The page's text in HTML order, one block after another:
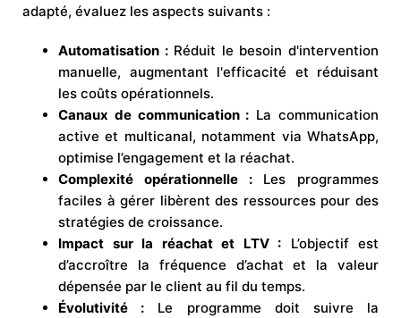
adapté, évaluez les aspects suivants :
Automatisation :Réduit le besoin d'intervention
manuelle, augmentant l'efficacité et réduisant
les coûts opérationnels.
Canaux de communication : La communication
active et multicanal, notamment via WhatsApp,
optimise l’engagement et la réachat.
Complexité opérationnelle :Les programmes
faciles à gérer libèrent des ressources pour des
stratégies de croissance.
Impact sur la réachat et LTV : L’objectif est
d’accroître la fréquence d’achat et la valeur
dépensée par le client au fil du temps.
Évolutivité : Le programme doit suivre la